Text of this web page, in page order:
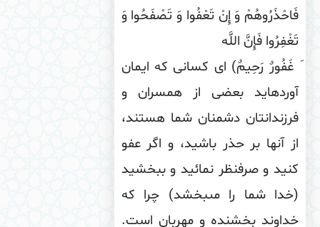
وَ إِنْ تَعْفُوا وَ تَصْفَحُوا وَ
فَإِنَّ اللَّه
رَحِیمٌ) اى كسانى كه ایمان
بعضى از همسران و
دشمنان شما هستند،
آنها بر حذر باشید، و اگر عفو
و صرفنظر نمائید و ببخشید
شما را مى‏بخشد) چرا كه
بخشنده و مهربان است.